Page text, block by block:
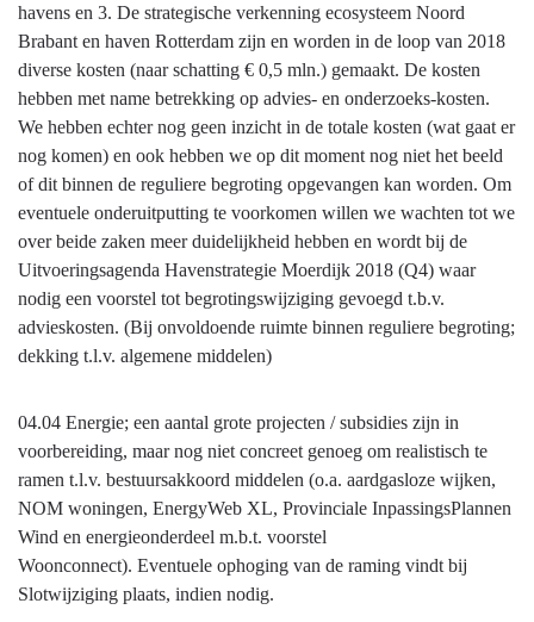
havens en 3. De strategische verkenning ecosysteem Noord
Brabant en haven Rotterdam zijn en worden in de loop van 2018
diverse kosten (naar schatting € 0,5 mln.) gemaakt. De kosten
hebben met name betrekking op advies- en onderzoeks-kosten.
We hebben echter nog geen inzicht in de totale kosten (wat gaat er
nog komen) en ook hebben we op dit moment nog niet het beeld
of dit binnen de reguliere begroting opgevangen kan worden. Om
eventuele onderuitputting te voorkomen willen we wachten tot we
over beide zaken meer duidelijkheid hebben en wordt bij de
Uitvoeringsagenda Havenstrategie Moerdijk 2018 (Q4) waar
nodig een voorstel tot begrotingswijziging gevoegd t.b.v.
advieskosten. (Bij onvoldoende ruimte binnen reguliere begroting;
dekking t.l.v. algemene middelen)
04.04 Energie; een aantal grote projecten / subsidies zijn in
voorbereiding, maar nog niet concreet genoeg om realistisch te
ramen t.l.v. bestuursakkoord middelen (o.a. aardgasloze wijken,
NOM woningen, EnergyWeb XL, Provinciale InpassingsPlannen
Wind en energieonderdeel m.b.t. voorstel
Woonconnect). Eventuele ophoging van de raming vindt bij
Slotwijziging plaats, indien nodig.